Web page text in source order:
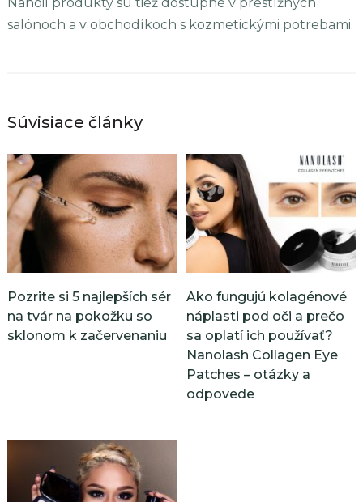
Nanoil produkty sú tiež dostupné v prestížnych
salónoch a v obchodíkoch s kozmetickými potrebami.
Súvisiace články
Pozrite si 5 najlepších sér
na tvár na pokožku so
sklonom k začervenaniu
Ako fungujú kolagénové
náplasti pod oči a prečo
sa oplatí ich používať?
Nanolash Collagen Eye
Patches – otázky a
odpovede